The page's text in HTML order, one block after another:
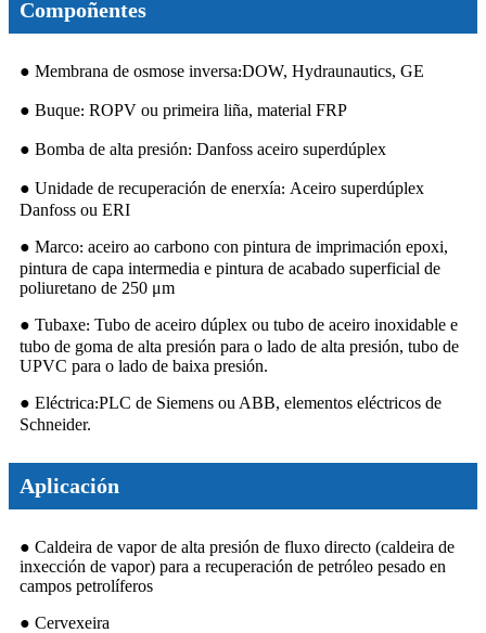
Compoñentes
● Membrana de osmose inversa:DOW, Hydraunautics, GE
● Buque: ROPV ou primeira liña, material FRP
● Bomba de alta presión: Danfoss aceiro superdúplex
● Unidade de recuperación de enerxía: Aceiro superdúplex
Danfoss ou ERI
● Marco: aceiro ao carbono con pintura de imprimación epoxi,
pintura de capa intermedia e pintura de acabado superficial de
poliuretano de 250 μm
● Tubaxe: Tubo de aceiro dúplex ou tubo de aceiro inoxidable e
tubo de goma de alta presión para o lado de alta presión, tubo de
UPVC para o lado de baixa presión.
● Eléctrica:PLC de Siemens ou ABB, elementos eléctricos de
Schneider.
Aplicación
● Caldeira de vapor de alta presión de fluxo directo (caldeira de
inxección de vapor) para a recuperación de petróleo pesado en
campos petrolíferos
● Cervexeira